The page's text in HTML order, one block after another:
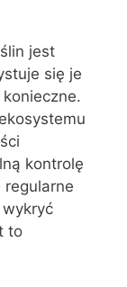
jest
się je
kontrolę
to